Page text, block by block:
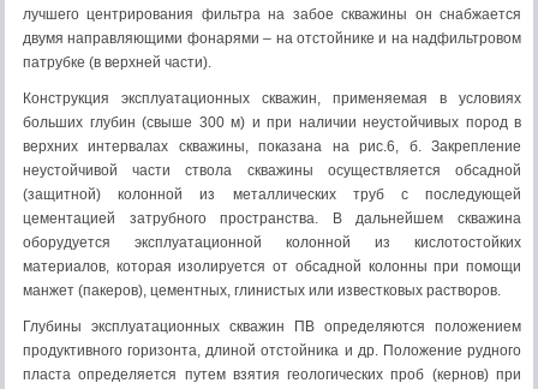
лучшего центрирования фильтра на забое скважины он снабжается
двумя направляющими фонарями – на отстойнике и на надфильтровом
патрубке (в верхней части).
Конструкция эксплуатационных скважин, применяемая в условиях
больших глубин (свыше 300 м) и при наличии неустойчивых пород в
верхних интервалах скважины, показана на рис.6, б. Закрепление
неустойчивой части ствола скважины осуществляется обсадной
(защитной) колонной из металлических труб с последующей
цементацией затрубного пространства. В дальнейшем скважина
оборудуется эксплуатационной колонной из кислотостойких
материалов, которая изолируется от обсадной колонны при помощи
манжет (пакеров), цементных, глинистых или известковых растворов.
Глубины эксплуатационных скважин ПВ определяются положением
продуктивного горизонта, длиной отстойника и др. Положение рудного
пласта определяется путем взятия геологических проб (кернов) при